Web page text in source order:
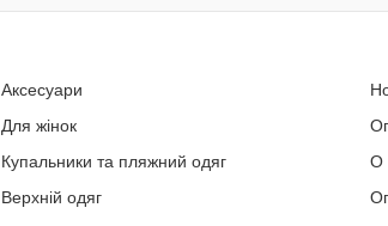
Аксесуари
Для жінок
Купальники та пляжний одяг
Верхній одяг
О